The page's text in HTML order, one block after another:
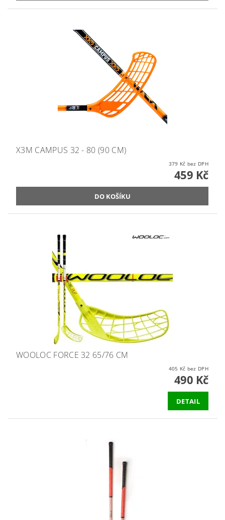
X3M CAMPUS 32 - 80 (90 CM)
379 Kč bez DPH
459 Kč
WOOLOC FORCE 32 65/76 CM
405 Kč bez DPH
490 Kč
DETAIL